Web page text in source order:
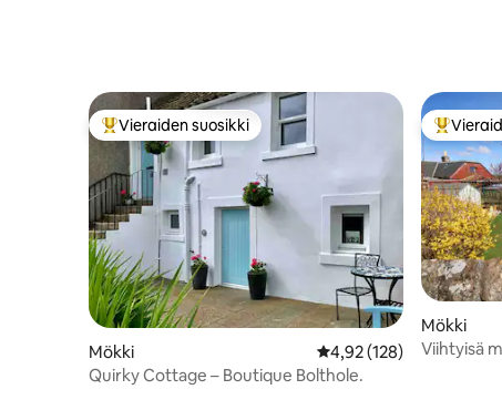
Vieraiden suosikkien parhaimmistoa
Vieraiden suosikki
Mökki Keskimääräinen arvio
4,92 (128)
Quirky Cottage – Boutique Bolthole.
Mökki
Viihtyisä